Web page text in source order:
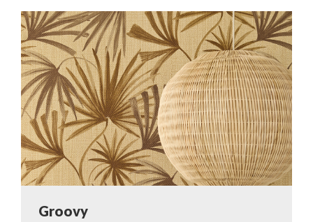
Groovy